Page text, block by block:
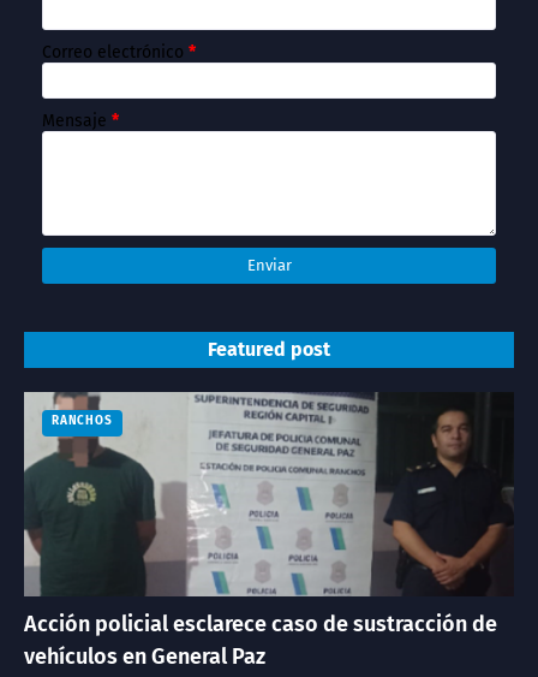
Correo electrónico *
Mensaje *
Featured post
RANCHOS
Acción policial esclarece caso de sustracción de
vehículos en General Paz